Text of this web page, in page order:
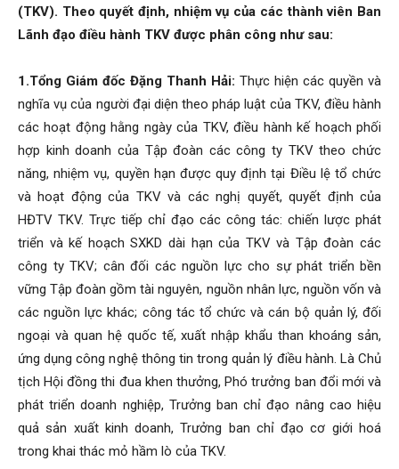
Than
Danh
Vinacomin
(TKV). Theo quyết định, nhiệm vụ của các thành viên Ban
Lãnh đạo điều hành TKV được phân công như sau:
1.Tổng Giám đốc Đặng Thanh Hải: Thực hiện các quyền và
nghĩa vụ của người đại diện theo pháp luật của TKV, điều hành
các hoạt động hằng ngày của TKV, điều hành kế hoạch phối
hợp kinh doanh của Tập đoàn các công ty TKV theo chức
năng, nhiệm vụ, quyền hạn được quy định tại Điều lệ tổ chức
và hoạt động của TKV và các nghị quyết, quyết định của
HĐTV TKV. Trực tiếp chỉ đạo các công tác: chiến lược phát
triển và kế hoạch SXKD dài hạn của TKV và Tập đoàn các
công ty TKV; cân đối các nguồn lực cho sự phát triển bền
vững Tập đoàn gồm tài nguyên, nguồn nhân lực, nguồn vốn và
các nguồn lực khác; công tác tổ chức và cán bộ quản lý, đối
ngoại và quan hệ quốc tế, xuất nhập khẩu than khoáng sản,
ứng dụng công nghệ thông tin trong quản lý điều hành. Là Chủ
tịch Hội đồng thi đua khen thưởng, Phó trưởng ban đổi mới và
phát triển doanh nghiệp, Trưởng ban chỉ đạo nâng cao hiệu
quả sản xuất kinh doanh, Trưởng ban chỉ đạo cơ giới hoá
trong khai thác mỏ hầm lò của TKV.